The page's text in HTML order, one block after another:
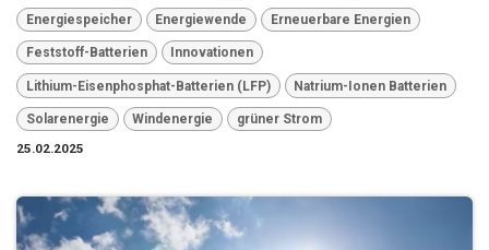
Energiespeicher Energiewende Erneuerbare Energien
Feststoff-Batterien Innovationen
Lithium-Eisenphosphat-Batterien (LFP) Natrium-Ionen Batterien
Solarenergie Windenergie
grüner Strom
25.02.2025